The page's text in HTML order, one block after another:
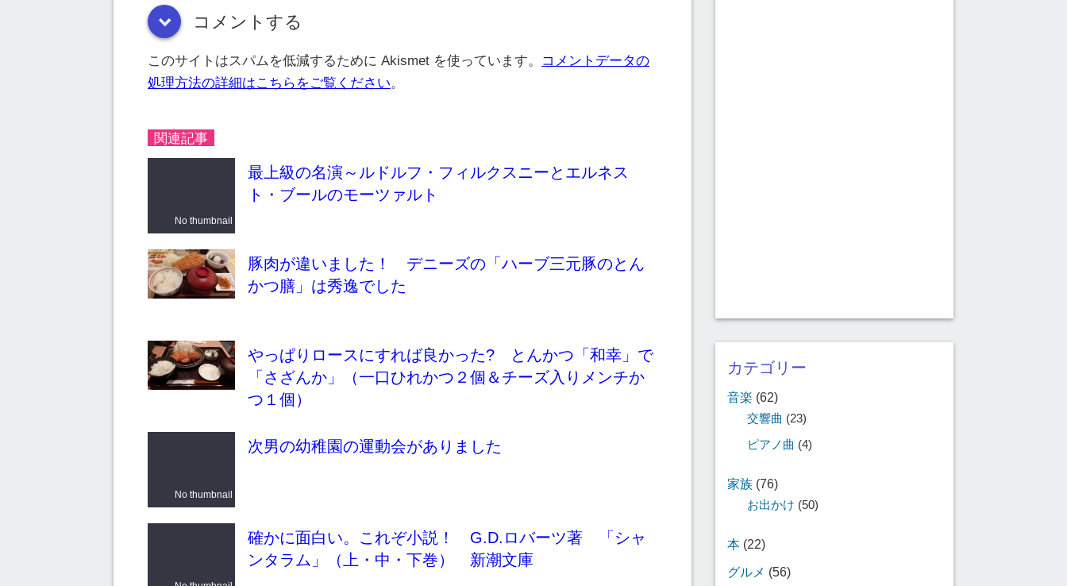
down コメントする
このサイトはスパムを低減するために Akismet を使っています。
コメントデータの
処理方法の詳細はこちらをご覧ください。
関連記事
No thumbnail
最上級の名演～ルドルフ・フィルクスニーとエルネス
ト・ブールのモーツァルト
豚肉が違いました！ デニーズの「ハーブ三元豚のとん
かつ膳」は秀逸でした
やっぱりロースにすれば良かった? とんかつ「和幸」で
「さざんか」（一口ひれかつ２個＆チーズ入りメンチか
つ１個）
No thumbnail
次男の幼稚園の運動会がありました
確かに面白い。これぞ小説！ G.D.ロバーツ著 「シャ
ンタラム」（上・中・下巻） 新潮文庫
カテゴリー
音楽 (62)
交響曲 (23)
ピアノ曲 (4)
家族 (76)
お出かけ (50)
本 (22)
グルメ (56)